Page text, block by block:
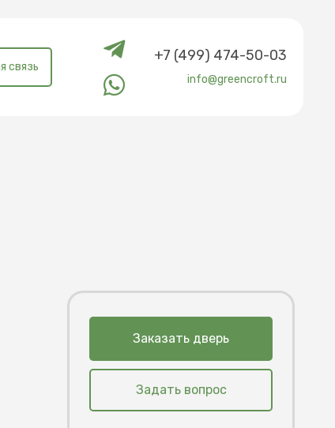
связь
+7 (499) 474-50-03
info@greencroft.ru
Заказать дверь
Задать вопрос